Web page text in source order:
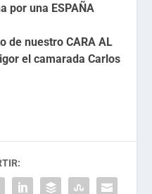
por una ESPAÑA
de nuestro CARA AL
el camarada Carlos